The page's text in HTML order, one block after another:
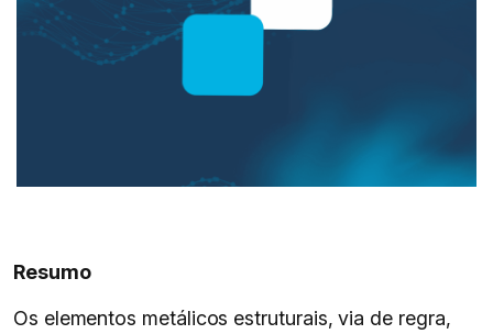
Resumo
Os elementos metálicos estruturais, via de regra,